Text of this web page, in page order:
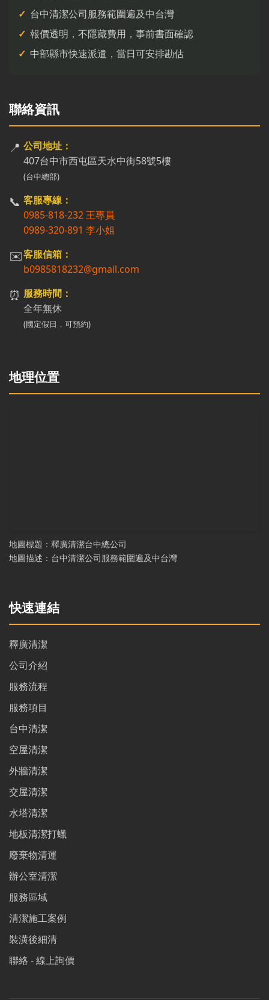
台中清潔公司服務範圍遍及中台灣
報價透明，不隱藏費用，事前書面確認
中部縣市快速派遣，當日可安排勘估
聯絡資訊
📍 公司地址：
407台中市西屯區天水中街58號5樓
(台中總部)
📞 客服專線：
0985-818-232 王專員
0989-320-891 李小姐
✉️客服信箱：
b0985818232@gmail.com
⏰ 服務時間：
全年無休
(國定假日，可預約)
地理位置
地圖標題：釋廣清潔台中總公司
地圖描述：台中清潔公司服務範圍遍及中台灣
快速連結
釋廣清潔
公司介紹
服務流程
服務項目
台中清潔
空屋清潔
外牆清潔
交屋清潔
水塔清潔
地板清潔打蠟
廢棄物清運
辦公室清潔
服務區域
清潔施工案例
裝潢後細清
聯絡 - 線上詢價